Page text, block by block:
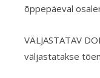
õppepäeval
VÄLJASTATAV
väljastatakse